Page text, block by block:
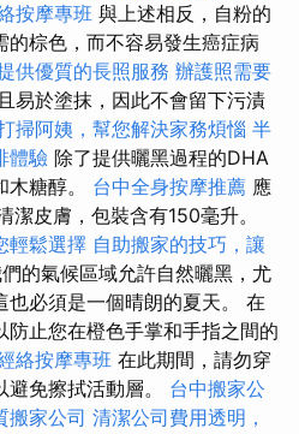
按摩專班 與上述相反，自粉的
棕色，而不容易發生癌症病
供優質的長照服務 辦護照需要
易於塗抹，因此不會留下污漬
掃阿姨，幫您解決家務煩惱 半
體驗 除了提供曬黑過程的DHA
糖醇。 台中全身按摩推薦 應
皮膚，包裝含有150毫升。
輕鬆選擇 自助搬家的技巧，讓
的氣候區域允許自然曬黑，尤
必須是一個晴朗的夏天。 在
止您在橙色手掌和手指之間的
絡按摩專班 在此期間，請勿穿
免擦拭活動層。 台中搬家公
搬家公司 清潔公司費用透明，